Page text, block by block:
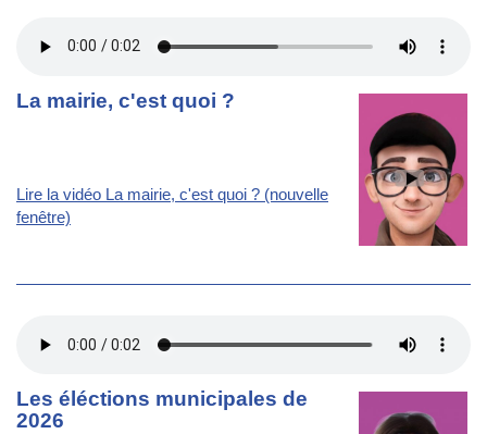
La mairie, c'est quoi ?
Lire la vidéo La mairie, c'est quoi ? (nouvelle
fenêtre)
Les éléctions municipales de
2026